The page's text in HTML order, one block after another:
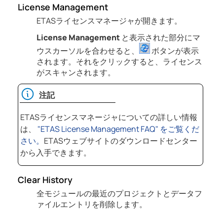
License Management
ETASライセンスマネージャが開きます。
License Managementと表示された部分にマ
ウスカーソルを合わせると、
ボタンが表示
されます。それをクリックすると、ライセンス
がスキャンされます。
注記
ETASライセンスマネージャについての詳しい情報
は、 "ETAS License Management FAQ" をご覧くだ
さい。 ETASウェブサイトのダウンロードセンター
から入手できます。
Clear History
全モジュールの最近のプロジェクトとデータフ
ァイルエントリを削除します。